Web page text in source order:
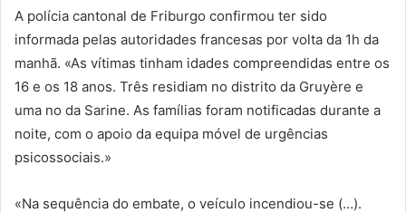
A polícia cantonal de Friburgo confirmou ter sido
informada pelas autoridades francesas por volta da 1h da
manhã. «As vítimas tinham idades compreendidas entre os
16 e os 18 anos. Três residiam no distrito da Gruyère e
uma no da Sarine. As famílias foram notificadas durante a
noite, com o apoio da equipa móvel de urgências
psicossociais.»
«Na sequência do embate, o veículo incendiou-se (…).